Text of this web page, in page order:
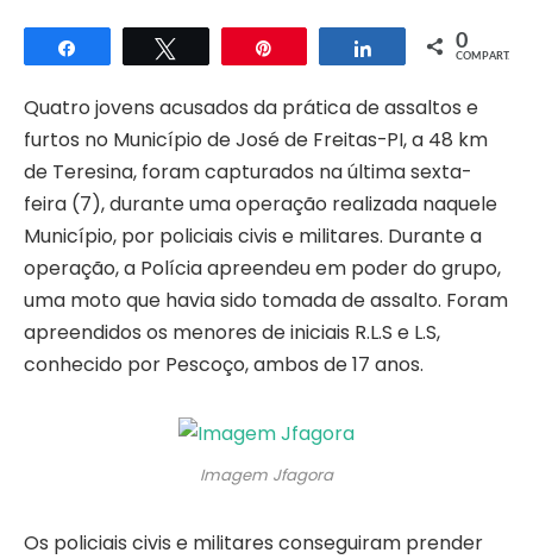
Compartilhar Compartilhar
0
COMPART.
Quatro jovens acusados da prática de assaltos e
furtos no Município de José de Freitas-PI, a 48 km
de Teresina, foram capturados na última sexta-
feira (7), durante uma operação realizada naquele
Município, por policiais civis e militares. Durante a
operação, a Polícia apreendeu em poder do grupo,
uma moto que havia sido tomada de assalto. Foram
apreendidos os menores de iniciais R.L.S e L.S,
conhecido por Pescoço, ambos de 17 anos.
Imagem Jfagora
Os policiais civis e militares conseguiram prender